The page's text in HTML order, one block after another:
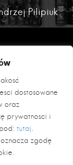
dostosowane
oraz
prywatności i
tutaj.
oznacza zgodę
Pilipiuk